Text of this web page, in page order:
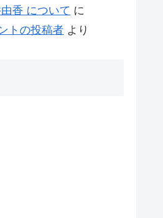
香 について に
トの投稿者 より